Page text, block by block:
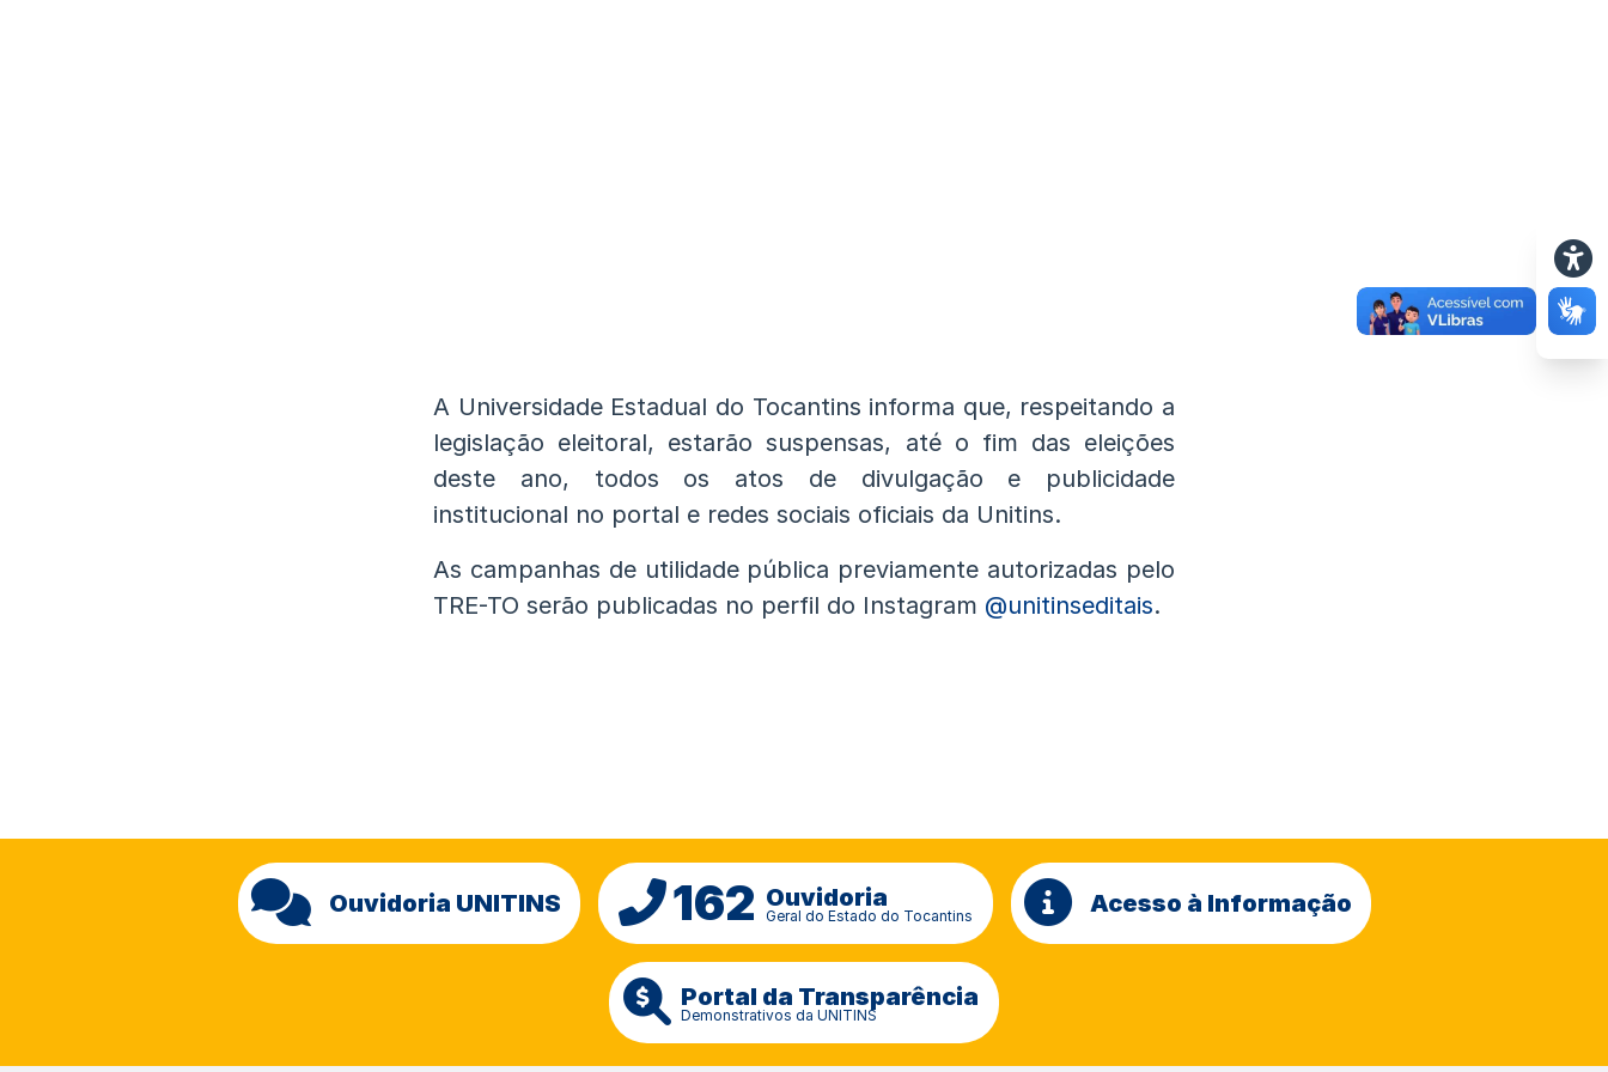
A Universidade Estadual do Tocantins informa que, respeitando a
legislação eleitoral, estarão suspensas, até o fim das eleições
deste ano, todos os atos de divulgação e publicidade
institucional no portal e redes sociais oficiais da Unitins.
As campanhas de utilidade pública previamente autorizadas pelo
TRE-TO serão publicadas no perfil do Instagram @unitinseditais.
Ouvidoria UNITINS 162 Ouvidoria
Geral do Estado do Tocantins Acesso à Informação
Portal da Transparência
Demonstrativos da UNITINS